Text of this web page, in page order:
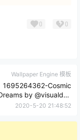
0 0
Wallpaper Engine 模板
1695264362-Cosmic
by @visualdon
(loop)
2020-5-20 21:48:52